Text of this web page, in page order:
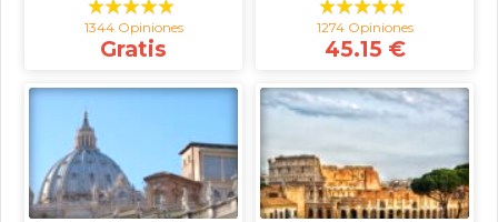
1344 Opiniones
Gratis
1274 Opiniones
45.15 €